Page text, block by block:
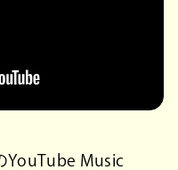
YouTube Music